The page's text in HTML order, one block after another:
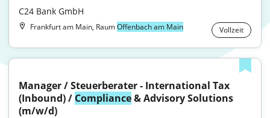
C24 Bank GmbH
Frankfurt am Main, RaumOffenbach am Main Vollzeit
Manager / Steuerberater - International Tax
(Inbound) / Compliance & Advisory Solutions
(m/w/d)